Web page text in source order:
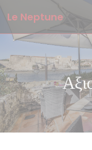
Le Neptune